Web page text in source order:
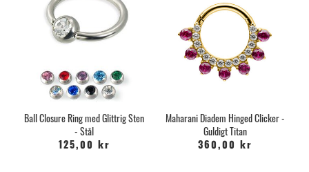
Ball Closure Ring med Glittrig Sten
- Stål
125,00 kr
Maharani Diadem Hinged Clicker -
Guldigt Titan
360,00 kr